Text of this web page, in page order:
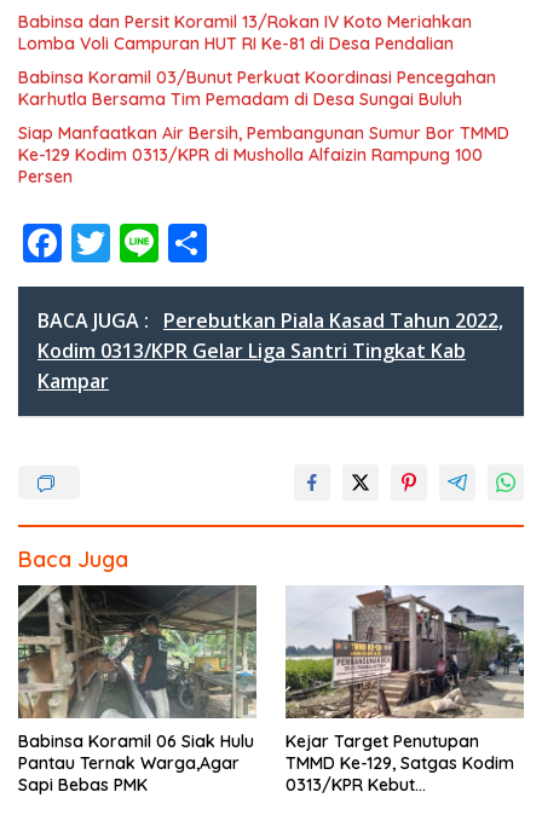
Babinsa dan Persit Koramil 13/Rokan IV Koto Meriahkan
Lomba Voli Campuran HUT RI Ke-81 di Desa Pendalian
Babinsa Koramil 03/Bunut Perkuat Koordinasi Pencegahan
Karhutla Bersama Tim Pemadam di Desa Sungai Buluh
Siap Manfaatkan Air Bersih, Pembangunan Sumur Bor TMMD
Ke-129 Kodim 0313/KPR di Musholla Alfaizin Rampung 100
Persen
F
ac
e
b
o
o
T
w
itt
er
Li
n
e
h
ar
e
BACA JUGA :
Perebutkan Piala Kasad Tahun 2022,
Kodim 0313/KPR Gelar Liga Santri Tingkat Kab
Kampar
Baca Juga
Babinsa Koramil 06 Siak Hulu
Pantau Ternak Warga,Agar
Sapi Bebas PMK
Kejar Target Penutupan
TMMD Ke-129, Satgas Kodim
0313/KPR Kebut